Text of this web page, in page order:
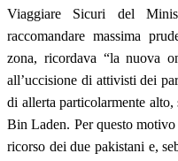
Viaggiare Sicuri del
raccomandare massima
zona, ricordava “la nuova
all’uccisione di attivisti dei
di allerta particolarmente alto,
Bin Laden. Per questo
ricorso dei due pakistani e,